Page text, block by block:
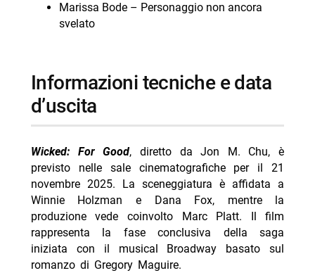
Marissa Bode – Personaggio non ancora
svelato
informazioni tecniche e data
d’uscita
Wicked: For Good, diretto da Jon M. Chu, è
previsto nelle sale cinematografiche per il 21
novembre 2025. La sceneggiatura è affidata a
Winnie Holzman e Dana Fox, mentre la
produzione vede coinvolto Marc Platt. Il film
rappresenta la fase conclusiva della saga
iniziata con il musical Broadway basato sul
romanzo di Gregory Maguire.